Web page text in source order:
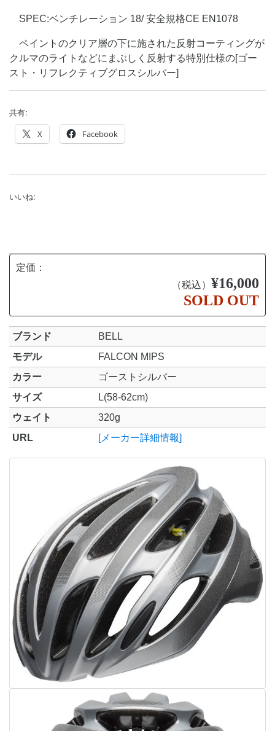
SPEC:ベンチレーション 18/ 安全規格CE EN1078
ペイントのクリア層の下に施された反射コーティングが
クルマのライトなどにまぶしく反射する特別仕様の[ゴー
スト・リフレクティブグロスシルバー]
共有:
X Facebook
いいね:
定価：
（税込） ¥16,000
SOLD OUT
ブランド
BELL
モデル
FALCON MIPS
カラー
ゴーストシルバー
サイズ
L(58-62cm)
ウェイト
320g
URL
[メーカー詳細情報]